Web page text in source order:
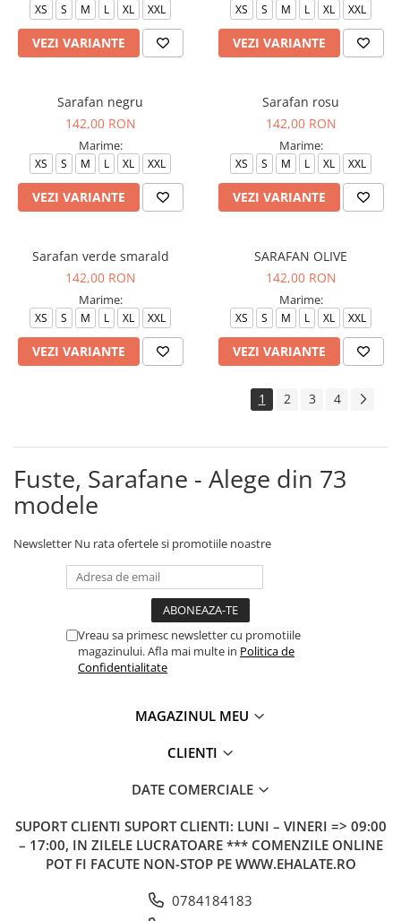
XS S M L XL XXL
VEZI VARIANTE
XS S M L XL XXL
VEZI VARIANTE
Sarafan negru
142,00 RON
Marime:
XS S M L XL XXL
VEZI VARIANTE
Sarafan rosu
142,00 RON
Marime:
XS S M L XL XXL
VEZI VARIANTE
Sarafan verde smarald
142,00 RON
Marime:
XS S M L XL XXL
VEZI VARIANTE
SARAFAN OLIVE
142,00 RON
Marime:
XS S M L XL XXL
VEZI VARIANTE
1 2 3 4
Fuste, Sarafane - Alege din 73
modele
Newsletter Nu rata ofertele si promotiile noastre
Vreau sa primesc newsletter cu promotiile
magazinului. Afla mai multe in Politica de
Confidentialitate
MAGAZINUL MEU
CLIENTI
DATE COMERCIALE
SUPORT CLIENTI SUPORT CLIENTI: LUNI – VINERI => 09:00
– 17:00, IN ZILELE LUCRATOARE *** COMENZILE ONLINE
POT FI FACUTE NON-STOP PE WWW.EHALATE.RO
0784184183